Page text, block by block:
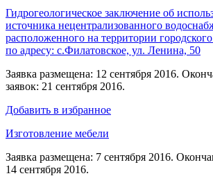
Гидрогеологическое заключение об
источника нецентрализованного
расположенного на территории
по адресу: с.Филатовское, ул. Ленина, 50
Заявка размещена: 12 сентября 2016.
заявок: 21 сентября 2016.
Добавить в избранное
Изготовление мебели
Заявка размещена: 7 сентября 2016.
14 сентября 2016.